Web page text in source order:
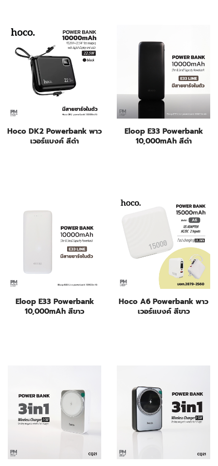
Hoco DK2 Powerbank พาว
เวอร์แบงค์ สีดำ
Eloop E33 Powerbank
10,000mAh สีดำ
Eloop E33 Powerbank
10,000mAh สีขาว
Hoco A6 Powerbank พาว
เวอร์แบงค์ สีขาว